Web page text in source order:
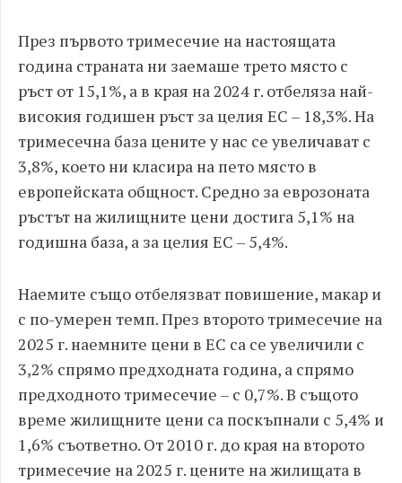
През първото тримесечие на настоящата
година страната ни заемаше трето място с
ръст от 15,1%, а в края на 2024 г. отбеляза най-
високия годишен ръст за целия ЕС – 18,3%. На
тримесечна база цените у нас се увеличават с
3,8%, което ни класира на пето място в
европейската общност. Средно за еврозоната
ръстът на жилищните цени достига 5,1% на
годишна база, а за целия ЕС – 5,4%.
Наемите също отбелязват повишение, макар и
с по-умерен темп. През второто тримесечие на
2025 г. наемните цени в ЕС са се увеличили с
3,2% спрямо предходната година, а спрямо
предходното тримесечие – с 0,7%. В същото
време жилищните цени са поскъпнали с 5,4% и
1,6% съответно. От 2010 г. до края на второто
тримесечие на 2025 г. цените на жилищата в